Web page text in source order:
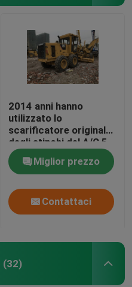
2014 anni hanno
utilizzato lo
scarificatore originale
degli stinchi del A/C 5
della pittura del
selezionatore del
motore del gatto 140k
Miglior prezzo
Contattaci
(32)